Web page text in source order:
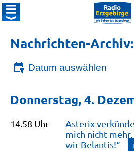
Nachrichten-
Datum auswählen
Donnerstag, 4.
14.58 Uhr
Asterix
mich nicht
wir Belantis!“